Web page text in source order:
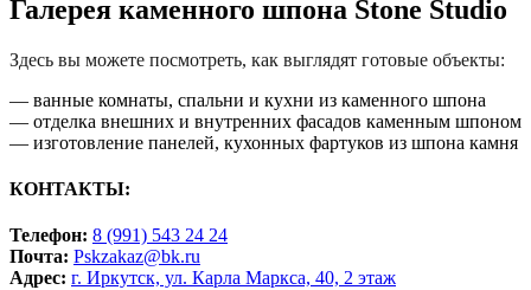
Галерея каменного шпона Stone Studio
Здесь вы можете посмотреть, как выглядят готовые объекты:
— ванные комнаты, спальни и кухни из каменного шпона
— отделка внешних и внутренних фасадов каменным шпоном
— изготовление панелей, кухонных фартуков из шпона камня
КОНТАКТЫ:
Телефон: 8 (991) 543 24 24
Почта: Pskzakaz@bk.ru
Адрес: г. Иркутск, ул. Карла Маркса, 40, 2 этаж